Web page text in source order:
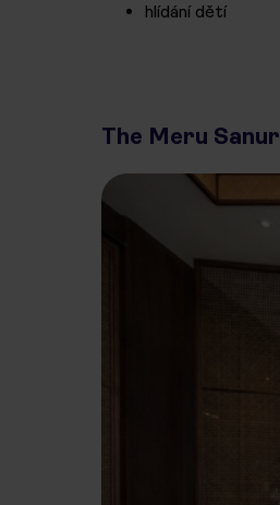
hlídání dětí
The Meru Sanur